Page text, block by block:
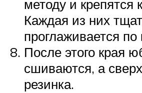
методу и крепятся
Каждая из них
проглаживается
После этого края
сшиваются, а
резинка.